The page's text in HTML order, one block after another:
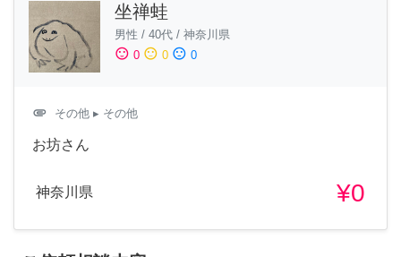
坐禅蛙
男性 / 40代 / 神奈川県
sentiment_satisfied 0 sentiment_neutral 0 sentiment_dissatisfied 0
attachment その他 ▸ その他
お坊さん
神奈川県 ¥0